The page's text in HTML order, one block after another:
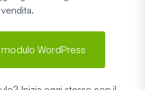
WordPress